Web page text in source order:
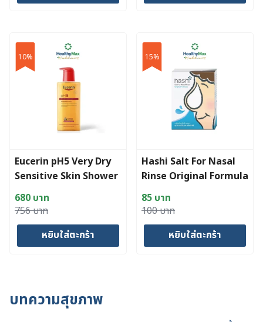
10%
Eucerin pH5 Very Dry
Sensitive Skin Shower
Oil 400 ml.
756บาท
Original
price
680 บาท
Current
price
หยิบใส่ตะกร้า
15%
Hashi Salt For Nasal
Rinse Original Formula
100บาท
Original
price
85 บาท
Current
price
หยิบใส่ตะกร้า
บทความสุขภาพ